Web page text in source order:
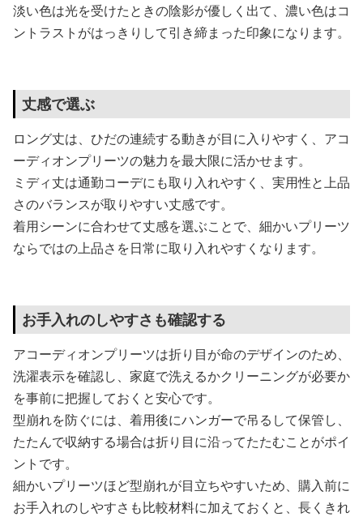
淡い色は光を受けたときの陰影が優しく出て、濃い色はコ
ントラストがはっきりして引き締まった印象になります。
丈感で選ぶ
ロング丈は、ひだの連続する動きが目に入りやすく、アコ
ーディオンプリーツの魅力を最大限に活かせます。
ミディ丈は通勤コーデにも取り入れやすく、実用性と上品
さのバランスが取りやすい丈感です。
着用シーンに合わせて丈感を選ぶことで、細かいプリーツ
ならではの上品さを日常に取り入れやすくなります。
お手入れのしやすさも確認する
アコーディオンプリーツは折り目が命のデザインのため、
洗濯表示を確認し、家庭で洗えるかクリーニングが必要か
を事前に把握しておくと安心です。
型崩れを防ぐには、着用後にハンガーで吊るして保管し、
たたんで収納する場合は折り目に沿ってたたむことがポイ
ントです。
細かいプリーツほど型崩れが目立ちやすいため、購入前に
お手入れのしやすさも比較材料に加えておくと、長くきれ